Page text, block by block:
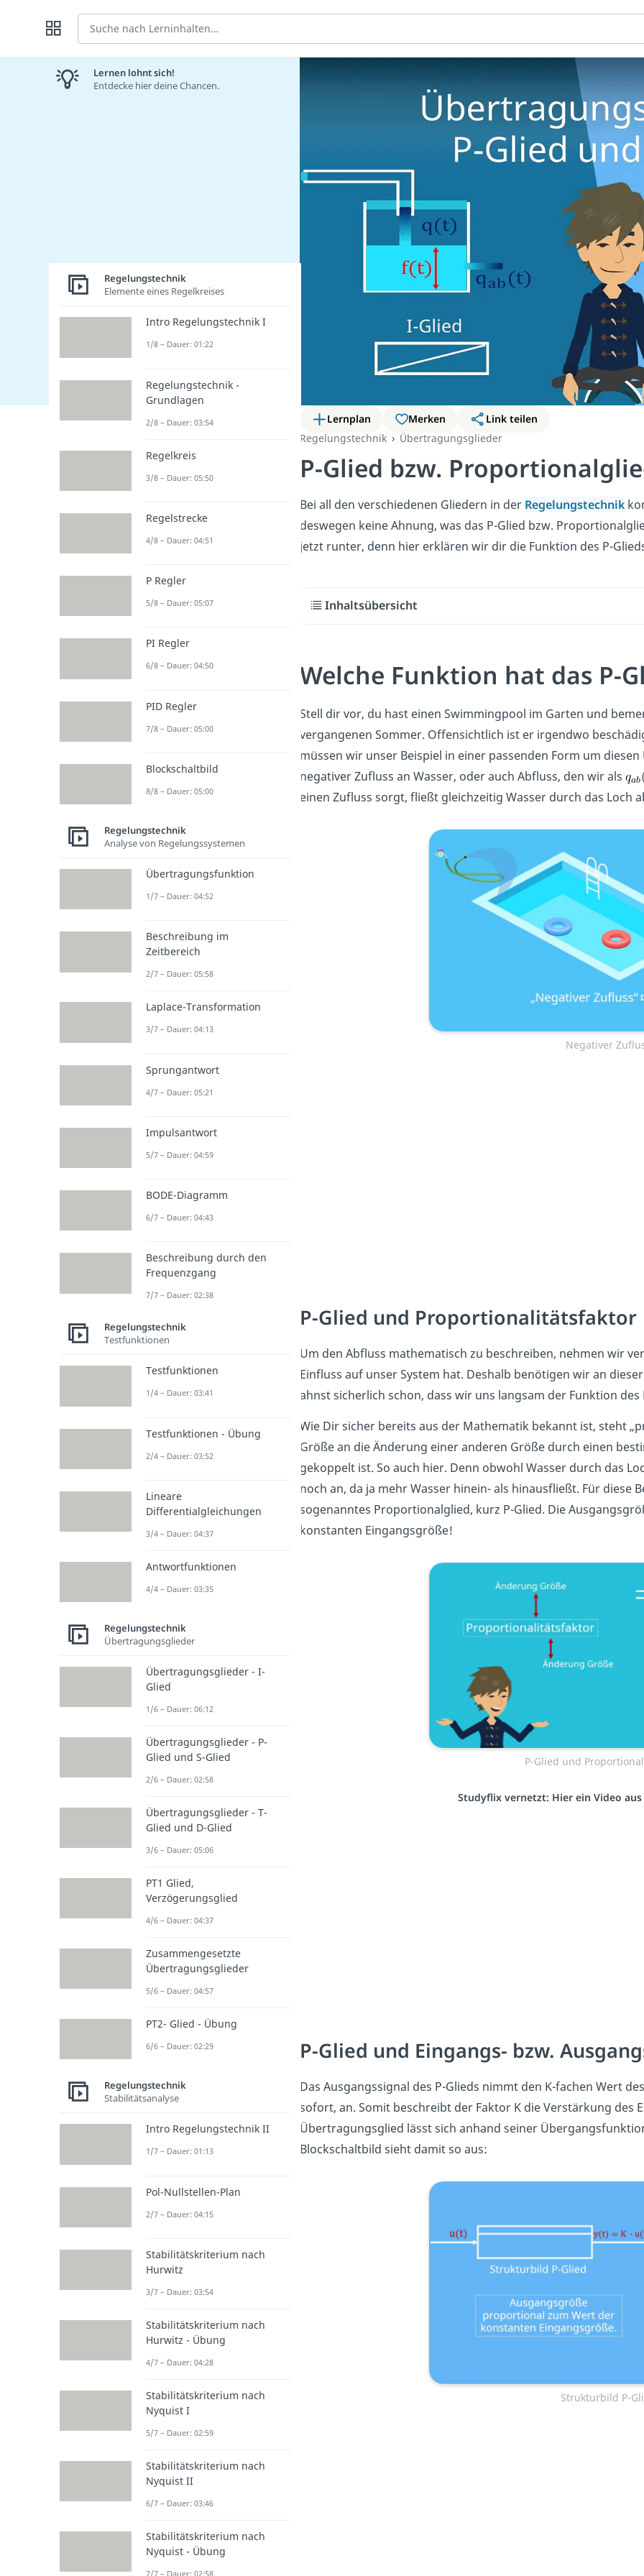
Suche
Lernplan Merken
Link teilen
Regelungstechnik
Übertragungsglieder
P-Glied bzw.
Bei all den verschiedenen Gliedern in der Regelungstechnik
deswegen keine Ahnung, was das P-Glied bzw.
jetzt runter, denn hier erklären wir dir die Funktion des P-
Inhaltsübersicht
Welche Funktion hat das P-
Stell dir vor, du hast einen Swimmingpool im Garten und
vergangenen Sommer. Offensichtlich ist er irgendwo
müssen wir unser Beispiel in einer passenden Form um
negativer Zufluss an Wasser, oder auch Abfluss, den wir als
einen Zufluss sorgt, fließt gleichzeitig Wasser durch das Loch
Negativer
P-Glied und Proportionalitätsfaktor
Um den Abfluss mathematisch zu beschreiben, nehmen wir
Einfluss auf unser System hat. Deshalb benötigen wir an
ahnst sicherlich schon, dass wir uns langsam der Funktion des
Wie Dir sicher bereits aus der Mathematik bekannt ist, steht
Größe an die Änderung einer anderen Größe durch einen
gekoppelt ist. So auch hier. Denn obwohl Wasser durch das
noch an, da ja mehr Wasser hinein- als hinausfließt. Für diese
sogenanntes Proportionalglied, kurz P-Glied. Die
konstanten Eingangsgröße!
P-Glied und
Studyflix vernetzt: Hier ein Video
P-Glied und Eingangs- bzw.
Das Ausgangssignal des P-Glieds nimmt den K-fachen Wert
sofort, an. Somit beschreibt der Faktor K die Verstärkung des
Übertragungsglied lässt sich anhand seiner
Blockschaltbild sieht damit so aus:
Strukturbild P-
Lernen lohnt sich!
Entdecke hier deine Chancen.
Regelungstechnik
Elemente eines Regelkreises
Intro Regelungstechnik I
1/8 – Dauer: 01:22
Regelungstechnik -
Grundlagen
2/8 – Dauer: 03:54
Regelkreis
3/8 – Dauer: 05:50
Regelstrecke
4/8 – Dauer: 04:51
P Regler
5/8 – Dauer: 05:07
PI Regler
6/8 – Dauer: 04:50
PID Regler
7/8 – Dauer: 05:00
Blockschaltbild
8/8 – Dauer: 05:00
Regelungstechnik
Analyse von Regelungssystemen
Übertragungsfunktion
1/7 – Dauer: 04:52
Beschreibung im
Zeitbereich
2/7 – Dauer: 05:58
Laplace-Transformation
3/7 – Dauer: 04:13
Sprungantwort
4/7 – Dauer: 05:21
Impulsantwort
5/7 – Dauer: 04:59
BODE-Diagramm
6/7 – Dauer: 04:43
Beschreibung durch den
Frequenzgang
7/7 – Dauer: 02:38
Regelungstechnik
Testfunktionen
Testfunktionen
1/4 – Dauer: 03:41
Testfunktionen - Übung
2/4 – Dauer: 03:52
Lineare
Differentialgleichungen
3/4 – Dauer: 04:37
Antwortfunktionen
4/4 – Dauer: 03:35
Regelungstechnik
Übertragungsglieder
Übertragungsglieder - I-
Glied
1/6 – Dauer: 06:12
Übertragungsglieder - P-
Glied und S-Glied
2/6 – Dauer: 02:58
Übertragungsglieder - T-
Glied und D-Glied
3/6 – Dauer: 05:06
PT1 Glied,
Verzögerungsglied
4/6 – Dauer: 04:37
Zusammengesetzte
Übertragungsglieder
5/6 – Dauer: 04:57
PT2- Glied - Übung
6/6 – Dauer: 02:29
Regelungstechnik
Stabilitätsanalyse
Intro Regelungstechnik II
1/7 – Dauer: 01:13
Pol-Nullstellen-Plan
2/7 – Dauer: 04:15
Stabilitätskriterium nach
Hurwitz
3/7 – Dauer: 03:54
Stabilitätskriterium nach
Hurwitz - Übung
4/7 – Dauer: 04:28
Stabilitätskriterium nach
Nyquist I
5/7 – Dauer: 02:59
Stabilitätskriterium nach
Nyquist II
6/7 – Dauer: 03:46
Stabilitätskriterium nach
Nyquist - Übung
7/7 – Dauer: 02:58